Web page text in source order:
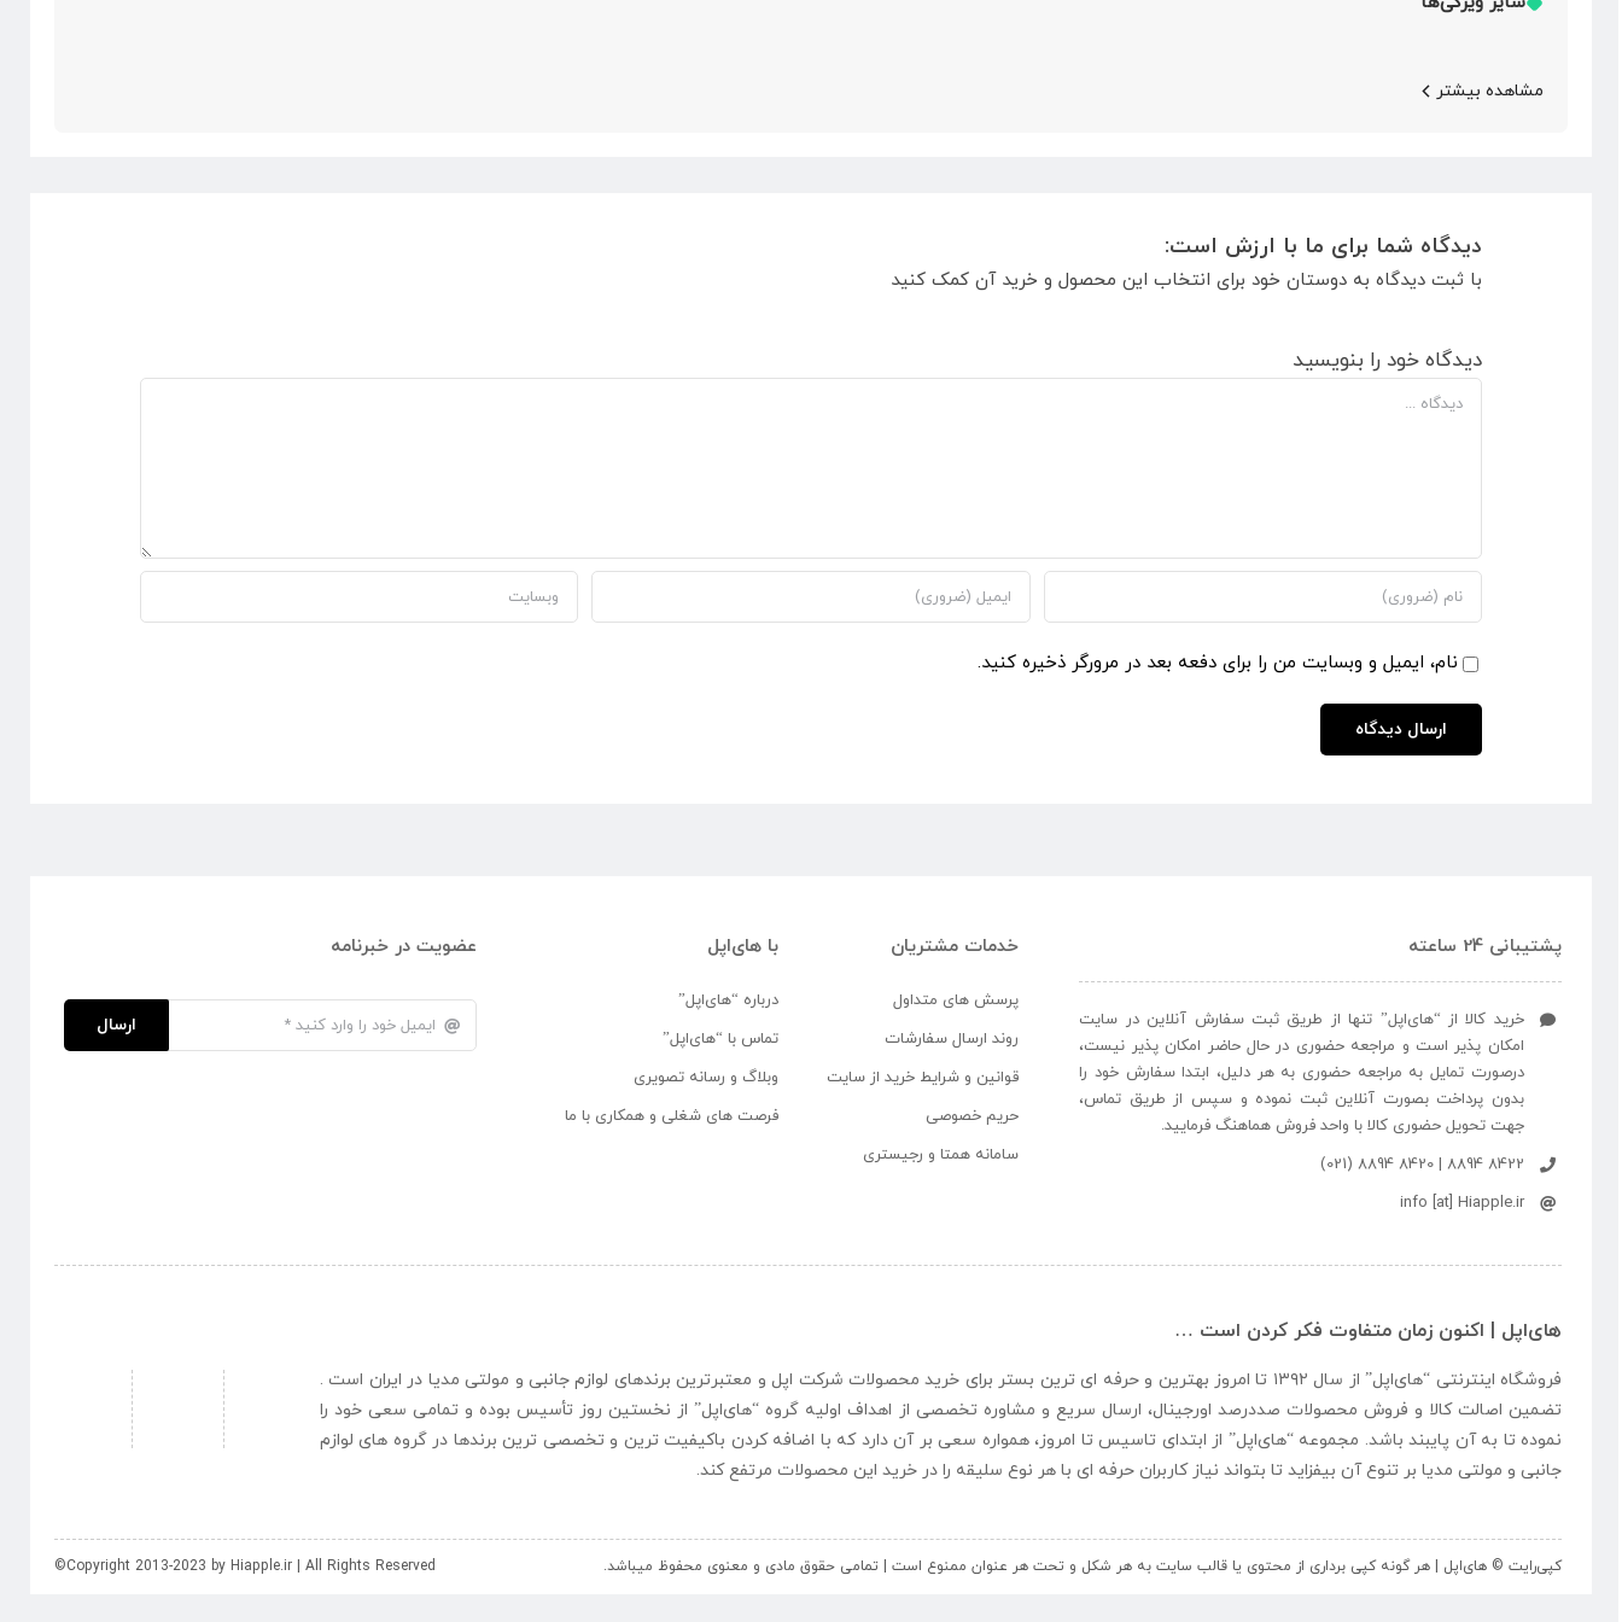
مشاهده بیشتر
دیدگاه شما برای ما با ارزش است:
با ثبت دیدگاه به دوستان خود برای انتخاب این محصول و خرید آن کمک کنید
دیدگاه خود را بنویسید
دیدگاه
نام، ایمیل و وبسایت من را برای دفعه بعد در مرورگر ذخیره کنید.
پشتیبانی 24 ساعته
خرید کالا از “های‌اپل” تنها از طریق ثبت سفارش آنلاین در سایت
امکان پذیر است و مراجعه حضوری در حال حاضر امکان پذیر نیست،
درصورت تمایل به مراجعه حضوری به هر دلیل، ابتدا سفارش خود را
بدون پرداخت بصورت آنلاین ثبت نموده و سپس از طریق تماس،
جهت تحویل حضوری کالا با واحد فروش هماهنگ فرمایید.
8422 8894 | 8420 8894 (021)
info [at] Hiapple.ir
خدمات مشتریان
پرسش های متداول
روند ارسال سفارشات
قوانین و شرایط خرید از سایت
حریم خصوصی
سامانه همتا و رجیستری
با های‌اپل
درباره “های‌اپل”
تماس با “های‌اپل”
وبلاگ و رسانه تصویری
فرصت های شغلی و همکاری با ما
عضویت در خبرنامه
ارسال
های‌اپل | اکنون زمان متفاوت فکر کردن است …
فروشگاه اینترنتی “های‌اپل
” از سال ۱۳۹۲ تا امروز بهترین و حرفه ای ترین بستر برای خرید محصولات شرکت اپل و معتبرترین برندهای لوازم جانبی و مولتی مدیا در ایران است .
تضمین اصالت کالا و فروش محصولات صددرصد اورجینال، ارسال سریع و مشاوره تخصصی از اهداف اولیه گروه “های‌اپل” از نخستین روز تأسیس بوده و تمامی سعی خود را
نموده تا به آن پایبند باشد. مجموعه “های‌اپل” از ابتدای تاسیس تا امروز، همواره سعی بر آن دارد که با اضافه کردن باکیفیت ترین و تخصصی ترین برندها در گروه های لوازم
جانبی و مولتی مدیا بر تنوع آن بیفزاید تا بتواند نیاز کاربران حرفه ای با هر نوع سلیقه را در خرید این محصولات مرتفع کند.
کپی‌رایت © های‌اپل | هر گونه کپی برداری از محتوی یا قالب سایت به هر شکل و تحت هر عنوان ممنوع است | تمامی حقوق مادی و معنوی محفوظ میباشد. ©Copyright 2013-2023 by Hiapple.ir | All Rights Reserved